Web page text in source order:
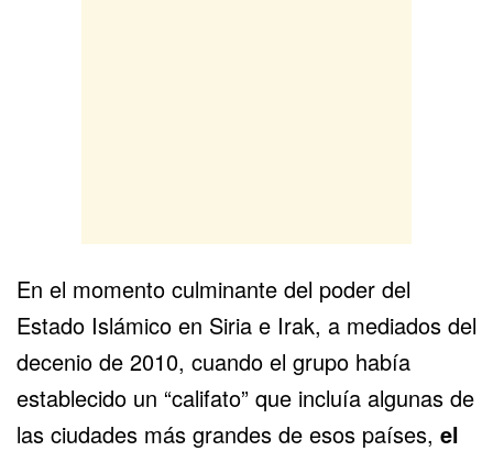
En el momento culminante del poder del
Estado Islámico en Siria e Irak, a mediados del
decenio de 2010, cuando el grupo había
establecido un “califato” que incluía algunas de
las ciudades más grandes de esos países, el